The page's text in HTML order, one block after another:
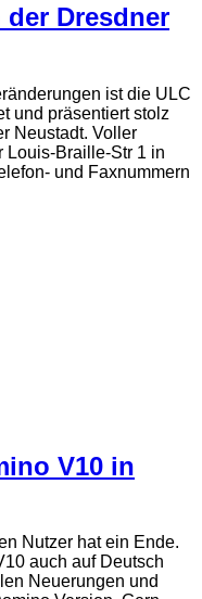
Dresdner
ist die ULC
und präsentiert stolz
Neustadt. Voller
Louis-Braille-Str 1 in
und Faxnummern
V10 in
Nutzer hat ein Ende.
auch auf Deutsch
Neuerungen und